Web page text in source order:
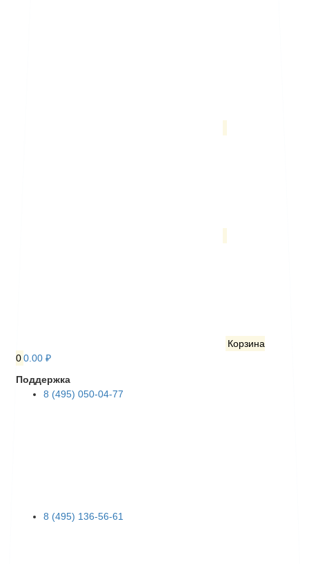
Корзина
00.00 ₽
Поддержка
8 (495) 050-04-77
8 (495) 136-56-61